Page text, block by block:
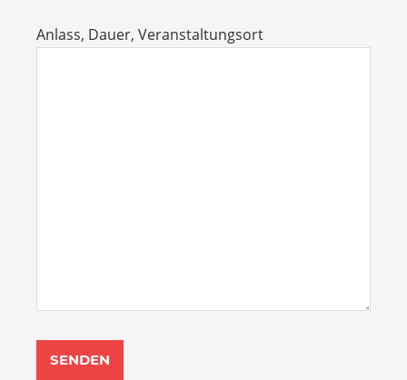
Anlass, Dauer, Veranstaltungsort